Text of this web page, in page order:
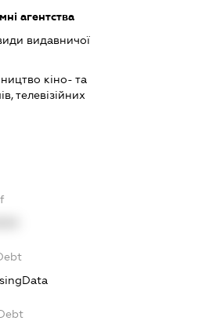
агентства
видавничої
кіно- та
телевізійних